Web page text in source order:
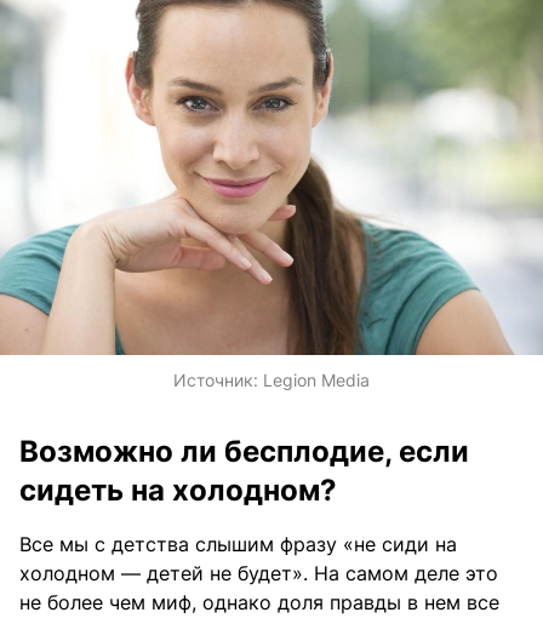
Источник: Legion Media
Возможно ли бесплодие, если
сидеть на холодном?
Все мы с детства слышим фразу «не сиди на
холодном — детей не будет». На самом деле это
не более чем миф, однако доля правды в нем все